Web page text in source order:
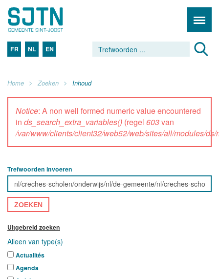
FR NL EN
Home Zoeken Inhoud
Notice: A non well formed numeric value encountered
in ds_search_extra_variables() (regel 603van
/var/www/clients/client32/web52/web/sites/all/modules/
Trefwoorden invoeren
ZOEKEN
Uitgebreid zoeken
Alleen van type(s)
Actualités
Agenda